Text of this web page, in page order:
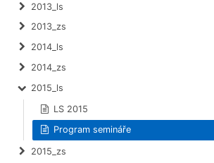
2013_ls
2013_zs
2014_ls
2014_zs
2015_ls
LS 2015
Program semináře
2015_zs